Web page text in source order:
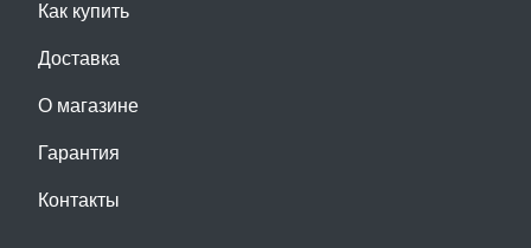
Как купить
Доставка
О магазине
Гарантия
Контакты